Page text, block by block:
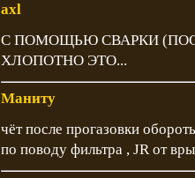
axl
С ПОМОЩЬЮ СВАРКИ
ХЛОПОТНО ЭТО...
Маниту
чёт после прогазовки
по поводу фильтра , JR от